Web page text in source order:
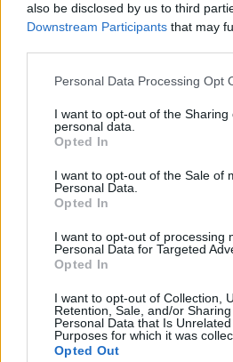
also be disclosed by us to third
Downstream Participants that may
Personal Data Processing Opt
I want to opt-out of the Sharing
personal data.
Opted In
I want to opt-out of the Sale of
Personal Data.
Opted In
I want to opt-out of processing
Personal Data for Targeted
Opted In
I want to opt-out of Collection,
Retention, Sale, and/or
Personal Data that Is
Purposes for which it was
Opted Out
Telefon: 36-1-312-
festészet és szecessziós Zsolnay
aukcionálása. Exkluzív aukciók
GALÉRIA TOVÁBBI
KAPCSOLÓDÓ